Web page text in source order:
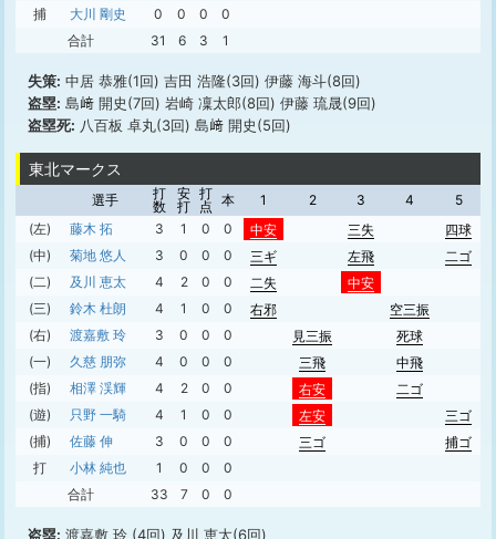
捕
大川 剛史 0 0 0
0
合計
31 6 3 1
失策: 中居 恭雅(1回) 吉田 浩隆(3回) 伊藤 海斗(8回)
盗塁: 島﨑 開史(7回) 岩崎 凜太郎(8回) 伊藤 琉晟(9回)
盗塁死: 八百板 卓丸(3回) 島﨑 開史(5回)
東北マークス
選手
打
数
安
打
打
点 本 1 2 3 4
5
(左)
藤木 拓 3 1 0 0 中安 三失
四球
(中)
菊地 悠人 3 0 0 0 三ギ 左飛
二ゴ
(二)
及川 恵太 4 2 0 0 二失 中安
(三)
鈴木 杜朗 4 1 0 0 右邪 空三振
(右)
渡嘉敷 玲 3 0 0 0 見三振 死球
(一)
久慈 朋弥 4 0 0 0 三飛 中飛
(指)
相澤 渓輝 4 2 0 0 右安
二ゴ
(遊)
只野 一騎 4 1 0 0 左安
三ゴ
(捕)
佐藤 伸 3 0 0 0 三ゴ
捕ゴ
打
小林 純也 1 0 0
0
合計
33 7 0 0
盗塁: 渡嘉敷 玲 (4回) 及川 恵太(6回)